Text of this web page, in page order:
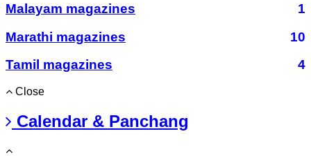
Malayam magazines
1
Marathi magazines
10
Tamil magazines
4
Close
Calendar & Panchang